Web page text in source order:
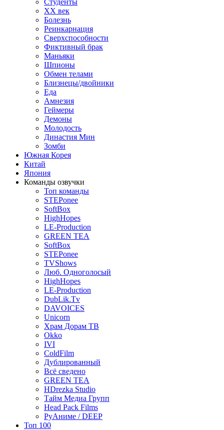
Студенты
ХХ век
Болезнь
Реинкарнация
Сверхспособности
Фиктивный брак
Маньяки
Шпионы
Обмен телами
Близнецы/двойники
Еда
Амнезия
Геймеры
Демоны
Молодость
Династия Мин
Зомби
Южная Корея
Китай
Япония
Команды озвучки
Топ команды
STEPonee
SoftBox
HighHopes
LE-Production
GREEN TEA
SoftBox
STEPonee
TVShows
Люб. Одноголосый
HighHopes
LE-Production
DubLik.Tv
DAVOICES
Unicorn
Храм Дорам ТВ
Okko
IVI
ColdFilm
Дублированный
Всё сведено
GREEN TEA
HDrezka Studio
Тайм Медиа Групп
Head Pack Films
РуАниме / DEEP
Топ 100